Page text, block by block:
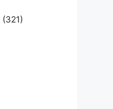
(321)